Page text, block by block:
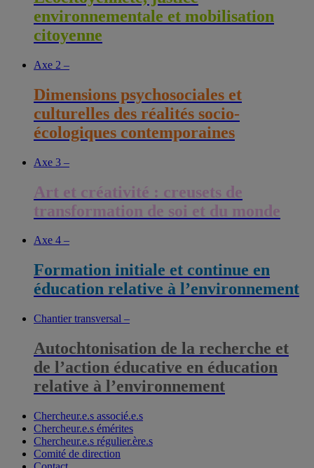
environnementale et mobilisation
citoyenne
Axe 2 –
Dimensions psychosociales et
culturelles des réalités socio-
écologiques contemporaines
Axe 3 –
Art et créativité : creusets de
transformation de soi et du monde
Axe 4 –
Formation initiale et continue en
éducation relative à l’environnement
Chantier transversal –
Autochtonisation de la recherche et
de l’action éducative en éducation
relative à l’environnement
Chercheur.e.s associé.e.s
Chercheur.e.s émérites
Chercheur.e.s régulier.ère.s
Comité de direction